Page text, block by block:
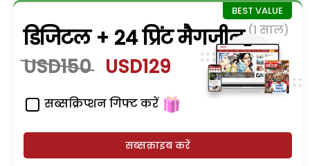
डिजिटल + 24 प्रिंट मैगजीन (1 साल)
USD150 USD129
सब्सक्रिप्शन गिफ्ट करें
सब्सक्राइब करें